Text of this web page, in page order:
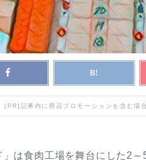
[PR]記事内に商品プロモーションを含む場
」は食肉工場を舞台にした2